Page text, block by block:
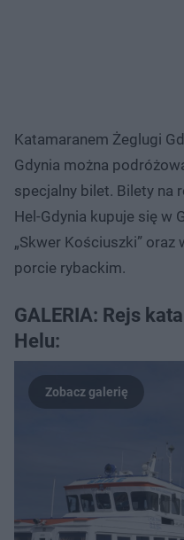
Katamaranem Żeglugi
Gdynia można
specjalny bilet. Bilety na
Hel-Gdynia kupuje się w
„Skwer Kościuszki” oraz
porcie rybackim.
GALERIA: Rejs
Helu: